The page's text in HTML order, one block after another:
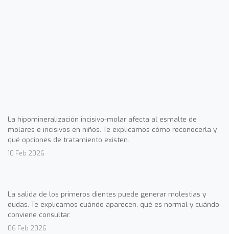
La hipomineralización incisivo-molar afecta al esmalte de
molares e incisivos en niños. Te explicamos cómo reconocerla y
qué opciones de tratamiento existen.
10 Feb 2026
La salida de los primeros dientes puede generar molestias y
dudas. Te explicamos cuándo aparecen, qué es normal y cuándo
conviene consultar.
06 Feb 2026